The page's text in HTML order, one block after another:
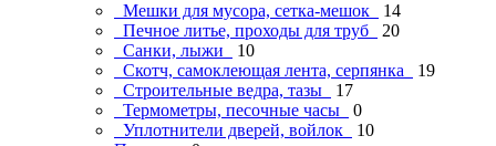
Мешки для мусора, сетка-мешок
14
Печное литье, проходы для труб
20
Санки, лыжи
10
Скотч, самоклеющая лента, серпянка
19
Строительные ведра, тазы
17
Термометры, песочные часы
0
Уплотнители дверей, войлок
10